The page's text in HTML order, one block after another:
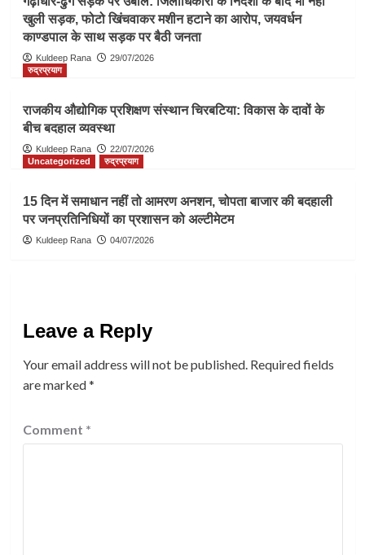
खुली सड़क, फोटो खिंचवाकर मशीन हटाने का आरोप, जयवर्धन
काण्डपाल के साथ सड़क पर बैठी जनता
Kuldeep Rana
29/07/2026
रुद्रप्रयाग
राजकीय औद्योगिक प्रशिक्षण संस्थान चिरबटिया: विकास के दावों के
बीच बदहाल व्यवस्था
Kuldeep Rana
22/07/2026
Uncategorized
रुद्रप्रयाग
15 दिन में समाधान नहीं तो आमरण अनशन, चोपता बाजार की बदहाली
पर जनप्रतिनिधियों का प्रशासन को अल्टीमेटम
Kuldeep Rana 04/07/2026
Leave a Reply
Your email address will not be published. Required fields
are marked*
Comment *